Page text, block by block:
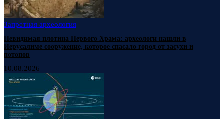
Запретная археология
Невидимая плотина Первого Храма: археологи нашли в
Иерусалиме сооружение, которое спасало город от засухи и
потопов
10.08.2026